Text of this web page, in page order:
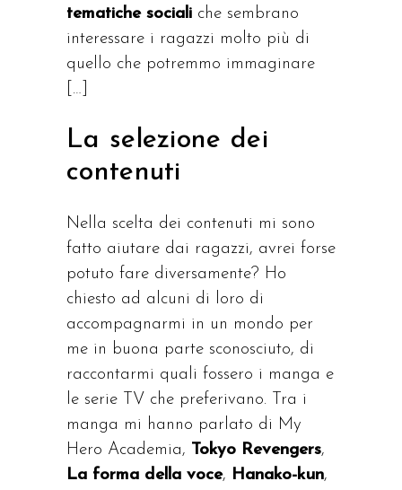
tematiche sociali che sem­brano
interessare i ragazzi molto più di
quello che potremmo immaginare
[…]
La selezione dei
contenuti
Nella scelta dei contenuti mi sono
fatto aiutare dai ragazzi, avrei forse
potuto fare diversamente? Ho
chiesto ad alcuni di loro di
accompagnarmi in un mondo per
me in buona parte sconosciuto, di
raccontarmi quali fossero i manga e
le serie TV che preferivano. Tra i
manga mi hanno parlato di My
Hero Academia, Tokyo Revengers,
La forma della voce, Hanako-kun,